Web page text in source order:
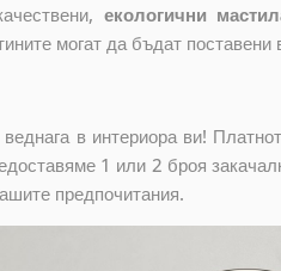
екологични
могат да бъдат поставени
в интериора ви!
1 или 2 броя
предпочитания.